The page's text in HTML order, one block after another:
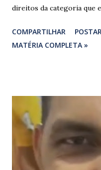
direitos da categoria que
federais que cortam o
programadas para
manifestação busca
a pauta da pesca
cumprimento de
do setor. Motoristas que
regiões na data devem
COMPARTILHAR
MATÉRIA COMPLETA »